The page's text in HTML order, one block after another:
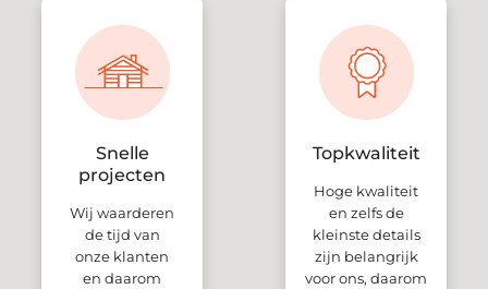
Snelle
projecten
Wij waarderen
de tijd van
onze klanten
en daarom
Topkwaliteit
Hoge kwaliteit
en zelfs de
kleinste details
zijn belangrijk
voor ons, daarom